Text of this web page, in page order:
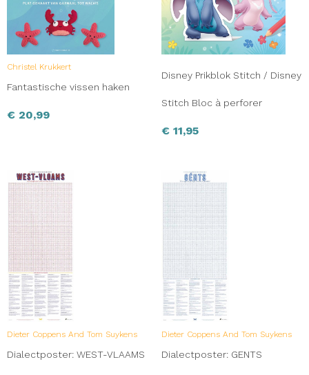
Christel Krukkert
Fantastische vissen haken
€ 20,99
Disney Prikblok Stitch / Disney
Stitch Bloc à perforer
€ 11,95
Dieter Coppens And Tom Suykens
Dialectposter: WEST-VLAAMS
Dieter Coppens And Tom Suykens
Dialectposter: GENTS